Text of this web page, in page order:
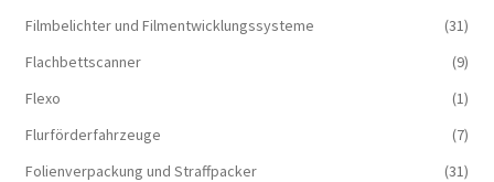
Filmbelichter und Filmentwicklungssysteme
(31)
Flachbettscanner
(9)
Flexo
(1)
Flurförderfahrzeuge
(7)
Folienverpackung und Straffpacker
(31)